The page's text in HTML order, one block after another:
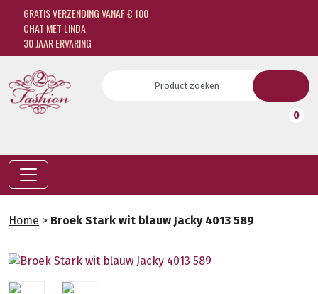
GRATIS VERZENDING VANAF € 100
CHAT MET LINDA
30 JAAR ERVARING
0
Home > Broek Stark wit blauw Jacky 4013 589